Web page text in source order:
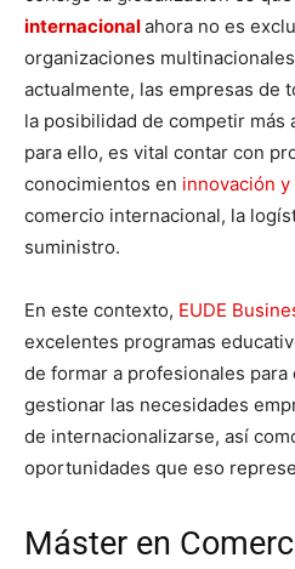
internacionalahora no es
organizaciones
actualmente, las empresas de
la posibilidad de competir más
para ello, es vital contar con
conocimientos en innovación
comercio internacional, la
suministro.
En este contexto, EUDE
excelentes programas
de formar a profesionales
gestionar las necesidades
de internacionalizarse, así
oportunidades que eso
Máster en